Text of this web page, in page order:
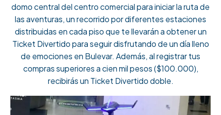
domo central del centro comercial para iniciar la ruta de
las aventuras, un recorrido por diferentes estaciones
distribuidas en cada piso que te llevarán a obtener un
Ticket Divertido para seguir disfrutando de un día lleno
de emociones en Bulevar. Además, al registrar tus
compras superiores a cien mil pesos ($100.000),
recibirás un Ticket Divertido doble.